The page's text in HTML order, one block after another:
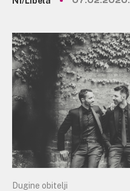
Dugine obitelji